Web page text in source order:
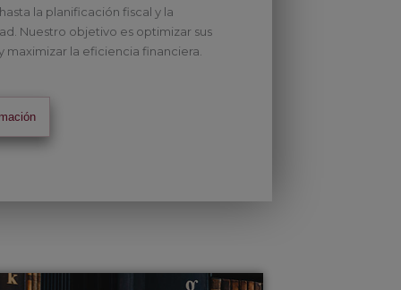
la planificación fiscal y la
Nuestro objetivo es optimizar sus
maximizar la eficiencia financiera.